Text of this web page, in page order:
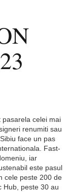
celei mai
renumiti sau
face un pas
Fast-
iar
este pasul
cele peste 200 de
Hub, peste 30 au